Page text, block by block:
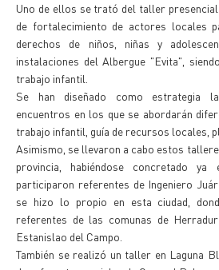
Uno de ellos se trató del taller
de fortalecimiento de actores locales
derechos de niños, niñas y
instalaciones del Albergue "Evita",
trabajo infantil.
Se han diseñado como estrategia
encuentros en los que se abordarán
trabajo infantil, guía de recursos locales,
Asimismo, se llevaron a cabo estos
provincia, habiéndose concretado
participaron referentes de Ingeniero
se hizo lo propio en esta ciudad,
referentes de las comunas de
Estanislao del Campo.
También se realizó un taller en Laguna